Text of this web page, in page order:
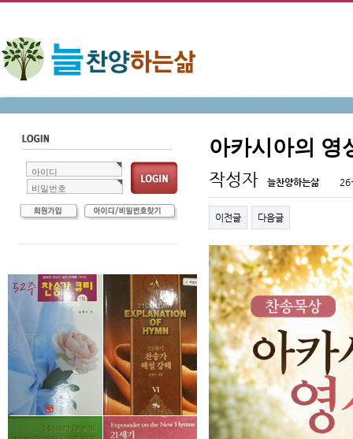
아이디
비밀번호
아카시아의 영
작성자 늘찬양하는삶
이전글 다음글